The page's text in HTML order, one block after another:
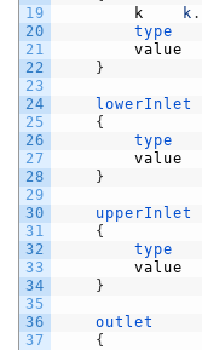
19
20
21
22
23
24
25
26
27
28
29
30
31
32
33
34
35
36
37
k
k .
value
}
lowerInlet
{
value
}
upperInlet
{
value
}
outlet
{